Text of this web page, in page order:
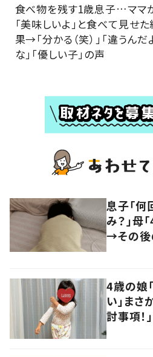
食べ物を残す1歳息子…ママ
「美味しいよ」と食べて見せた
果→「分かる（笑）」「違うんだ
な」「優しい子」の声
息子「
み？」母
→その後
4歳の娘
い」まさ
討事項